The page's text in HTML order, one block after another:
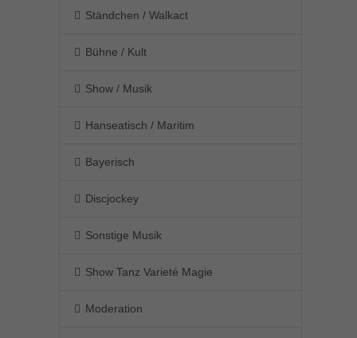
Ständchen / Walkact
Bühne / Kult
Show / Musik
Hanseatisch / Maritim
Bayerisch
Discjockey
Sonstige Musik
Show Tanz Varieté Magie
Moderation